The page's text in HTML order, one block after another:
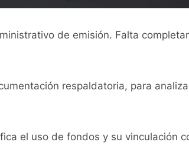
de emisión. Falta
respaldatoria, para
el uso de fondos y su vinculación